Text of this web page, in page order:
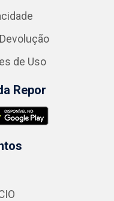
de Uso
Repor